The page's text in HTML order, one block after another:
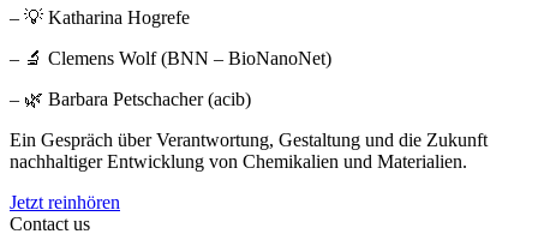
– 💡 Katharina Hogrefe
– 🔬 Clemens Wolf (BNN – BioNanoNet)
– 🌿 Barbara Petschacher (acib)
Ein Gespräch über Verantwortung, Gestaltung und die Zukunft
nachhaltiger Entwicklung von Chemikalien und Materialien.
Jetzt reinhören
Contact us